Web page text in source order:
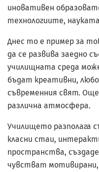
иновативен
технологиите,
Днес то е пример за
да се развива заедно
училищната среда
бъдат креативни,
съвременния свят.
различна атмосфера.
Училището разполага
класни стаи,
пространства,
чувстват